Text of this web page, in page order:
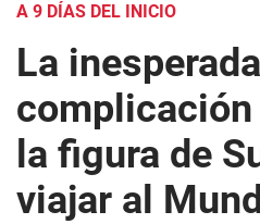
A 9 DÍAS DEL INICIO
La inesperada
complicación
la figura de
viajar al